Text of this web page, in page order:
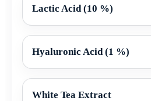
Lactic Acid (10 %)
Hyaluronic Acid (1 %)
White Tea Extract